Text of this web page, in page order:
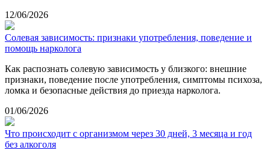
12/06/2026
Солевая зависимость: признаки употребления, поведение и
помощь нарколога
Как распознать солевую зависимость у близкого: внешние
признаки, поведение после употребления, симптомы психоза,
ломка и безопасные действия до приезда нарколога.
01/06/2026
Что происходит с организмом через 30 дней, 3 месяца и год
без алкоголя